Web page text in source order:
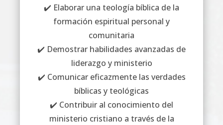
✔️ Elaborar una teología bíblica de la
formación espiritual personal y
comunitaria
✔️ Demostrar habilidades avanzadas de
liderazgo y ministerio
✔️ Comunicar eficazmente las verdades
bíblicas y teológicas
✔️ Contribuir al conocimiento del
ministerio cristiano a través de la